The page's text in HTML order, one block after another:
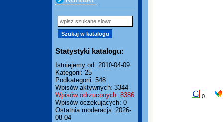
Statystyki katalogu:
Istniejemy od: 2010-04-09
Kategorii: 25
Podkategorii: 548
Wpisów aktywnych: 3344
Wpisów odrzuconych: 8386
Wpisów oczekujących: 0
Ostatnia moderacja: 2026-
08-04
0